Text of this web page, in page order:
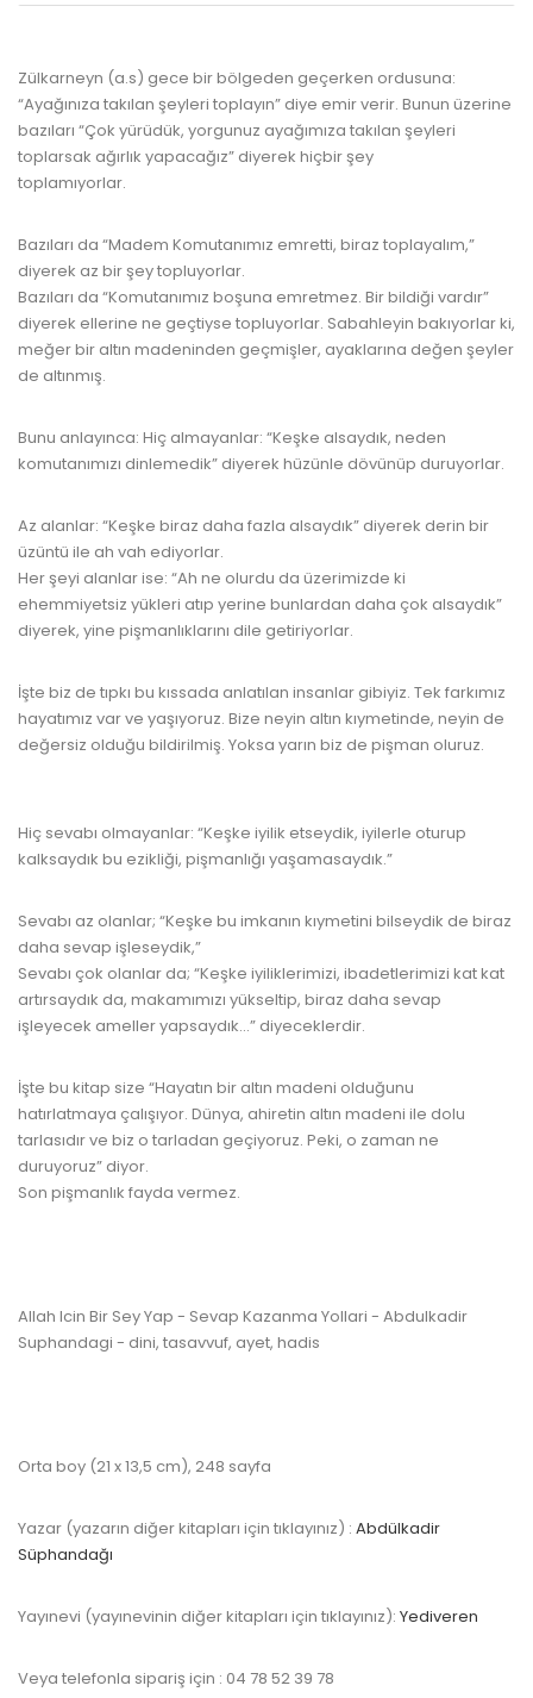
Zülkarneyn (a.s) gece bir bölgeden geçerken ordusuna:
“Ayağınıza takılan şeyleri toplayın” diye emir verir. Bunun üzerine
bazıları “Çok yürüdük, yorgunuz ayağımıza takılan şeyleri
toplarsak ağırlık yapacağız” diyerek hiçbir şey
toplamıyorlar.
Bazıları da “Madem Komutanımız emretti, biraz toplayalım,”
diyerek az bir şey topluyorlar.
Bazıları da “Komutanımız boşuna emretmez. Bir bildiği vardır”
diyerek ellerine ne geçtiyse topluyorlar. Sabahleyin bakıyorlar ki,
meğer bir altın madeninden geçmişler, ayaklarına değen şeyler
de altınmış.
Bunu anlayınca: Hiç almayanlar: “Keşke alsaydık, neden
komutanımızı dinlemedik” diyerek hüzünle dövünüp duruyorlar.
Az alanlar: “Keşke biraz daha fazla alsaydık” diyerek derin bir
üzüntü ile ah vah ediyorlar.
Her şeyi alanlar ise: “Ah ne olurdu da üzerimizde ki
ehemmiyetsiz yükleri atıp yerine bunlardan daha çok alsaydık”
diyerek, yine pişmanlıklarını dile getiriyorlar.
İşte biz de tıpkı bu kıssada anlatılan insanlar gibiyiz. Tek farkımız
hayatımız var ve yaşıyoruz. Bize neyin altın kıymetinde, neyin de
değersiz olduğu bildirilmiş. Yoksa yarın biz de pişman oluruz.
Hiç sevabı olmayanlar: “Keşke iyilik etseydik, iyilerle oturup
kalksaydık bu ezikliği, pişmanlığı yaşamasaydık.”
Sevabı az olanlar; “Keşke bu imkanın kıymetini bilseydik de biraz
daha sevap işleseydik,”
Sevabı çok olanlar da; “Keşke iyiliklerimizi, ibadetlerimizi kat kat
artırsaydık da, makamımızı yükseltip, biraz daha sevap
işleyecek ameller yapsaydık...” diyeceklerdir.
İşte bu kitap size “Hayatın bir altın madeni olduğunu
hatırlatmaya çalışıyor. Dünya, ahiretin altın madeni ile dolu
tarlasıdır ve biz o tarladan geçiyoruz. Peki, o zaman ne
duruyoruz” diyor.
Son pişmanlık fayda vermez.
Allah Icin Bir Sey Yap - Sevap Kazanma Yollari - Abdulkadir
Suphandagi - dini, tasavvuf, ayet, hadis
Orta boy (21 x 13,5 cm), 248 sayfa
Yazar (yazarın diğer kitapları için tıklayınız) : Abdülkadir
Süphandağı
Yayınevi (yayınevinin diğer kitapları için tıklayınız): Yediveren
Veya telefonla sipariş için : 04 78 52 39 78